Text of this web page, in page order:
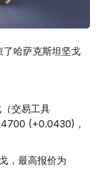
了哈萨克斯坦坚戈
交易工具
(+0.0430)，
，最高报价为